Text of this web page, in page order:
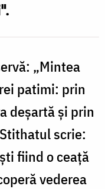
„Mintea
patimi: prin
deşartă şi prin
scrie:
fiind o ceaţă
vederea